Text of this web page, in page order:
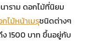
ราม ดอกไม้ที่นิยม
ไม้หน้าเมรุชนิดต่างๆ
1500 บาท ขึ้นอยู่กับ